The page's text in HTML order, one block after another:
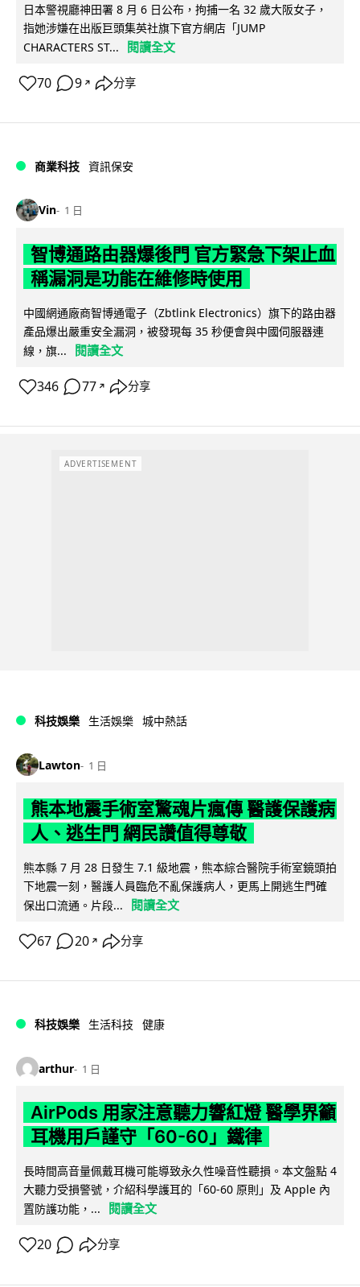
日本警視廳神田署 8 月 6 日公布，拘捕一名 32 歲大阪女子，
指她涉嫌在出版巨頭集英社旗下官方網店「JUMP
CHARACTERS ST...
閱讀全文
70 9 ↗ 分享
商業科技 資訊保安
Vin 1 日
智博通路由器爆後門 官方緊急下架止血
稱漏洞是功能在維修時使用
中國網通廠商智博通電子（Zbtlink Electronics）旗下的路由器
產品爆出嚴重安全漏洞，被發現每 35 秒便會與中國伺服器連
線，旗...
閱讀全文
346 77 ↗ 分享
ADVERTISEMENT
科技娛樂 生活娛樂 城中熱話
Lawton 1 日
熊本地震手術室驚魂片瘋傳 醫護保護病
人、逃生門 網民讚值得尊敬
熊本縣 7 月 28 日發生 7.1 級地震，熊本綜合醫院手術室鏡頭拍
下地震一刻，醫護人員臨危不亂保護病人，更馬上開逃生門確
保出口流通。片段...
閱讀全文
67 20 ↗ 分享
科技娛樂 生活科技 健康
arthur 1 日
AirPods 用家注意聽力響紅燈 醫學界籲
耳機用戶謹守「60-60」鐵律
長時間高音量佩戴耳機可能導致永久性噪音性聽損。本文盤點 4
大聽力受損警號，介紹科學護耳的「60-60 原則」及 Apple 內
置防護功能，...
閱讀全文
20 分享